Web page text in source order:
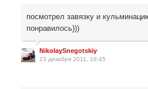
посмотрел завязку и
понравилось)))
NikolaySnegotskiy
23 декабря 2011, 18:45